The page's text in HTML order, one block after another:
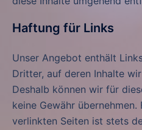
Haftung für Links
Unser Angebot enthält
Dritter, auf deren Inhalte
Deshalb können wir für
keine Gewähr übernehmen.
verlinkten Seiten ist stets